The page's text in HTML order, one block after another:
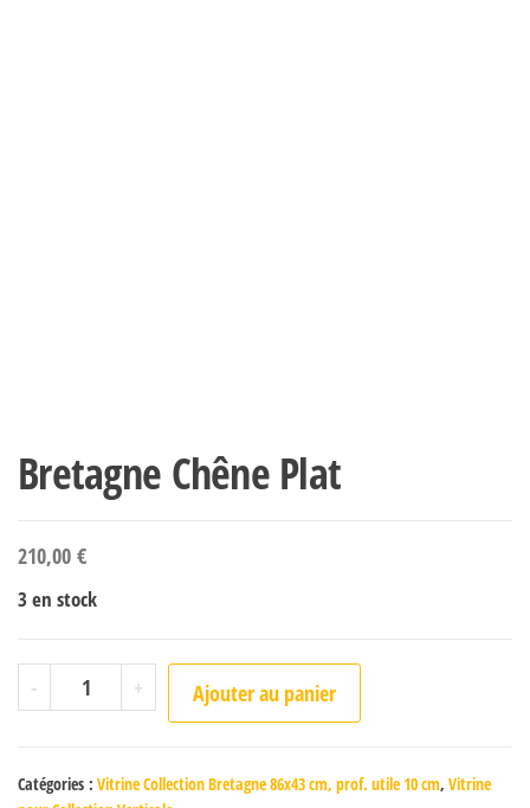
Bretagne Chêne Plat
210,00 €
3 en stock
- quantité de Bretagne Chêne Plat
+ Ajouter au panier
Catégories : Vitrine Collection Bretagne 86x43 cm, prof. utile 10 cm, Vitrine